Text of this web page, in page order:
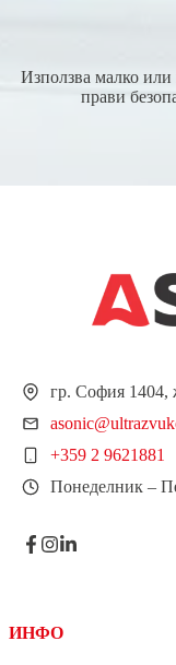
Използва малко
прави
гр. София 1404,
+359 2 9621881
Понеделник –
ИНФО